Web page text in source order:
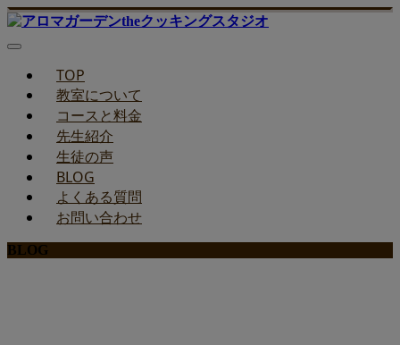
TOP
教室について
コースと料金
先生紹介
生徒の声
BLOG
よくある質問
お問い合わせ
BLOG